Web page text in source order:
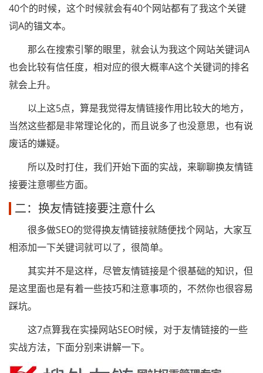
40个的时候，这个时候就会有40个网站都有了我这个关键
词A的锚文本。
那么在搜索引擎的眼里，就会认为我这个网站关键词A
也会比较有信任度，相对应的很大概率A这个关键词的排名
就会上升。
以上这5点，算是我觉得友情链接作用比较大的地方，
当然这些都是非常理论化的，而且说多了也没意思，也有说
废话的嫌疑。
所以及时打住，我们开始下面的实战，来聊聊换友情链
接要注意哪些方面。
二：换友情链接要注意什么
很多做SEO的觉得换友情链接就随便找个网站，大家互
相添加一下关键词就可以了，很简单。
其实并不是这样，尽管友情链接是个很基础的知识，但
是这里面也是有着一些技巧和注意事项的，不然你也很容易
踩坑。
这7点算我在实操网站SEO时候，对于友情链接的一些
实战方法，下面分别来讲解一下。